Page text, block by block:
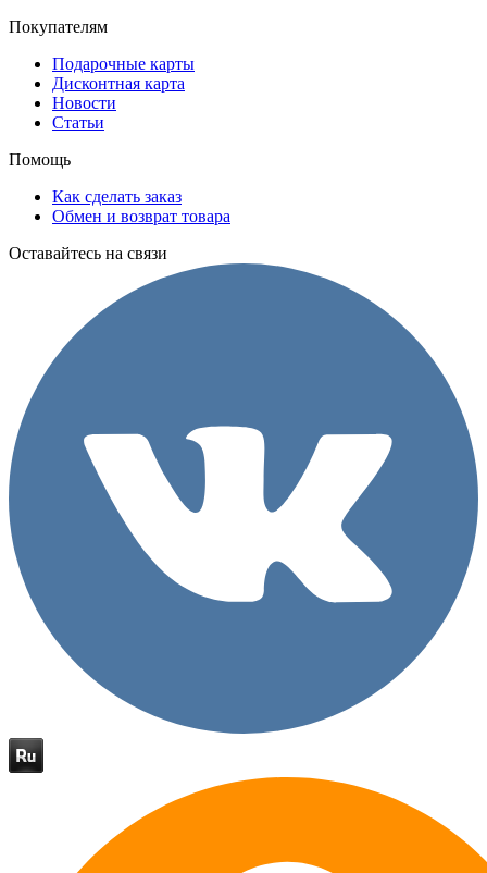
Покупателям
Подарочные карты
Дисконтная карта
Новости
Статьи
Помощь
Как сделать заказ
Обмен и возврат товара
Оставайтесь на связи